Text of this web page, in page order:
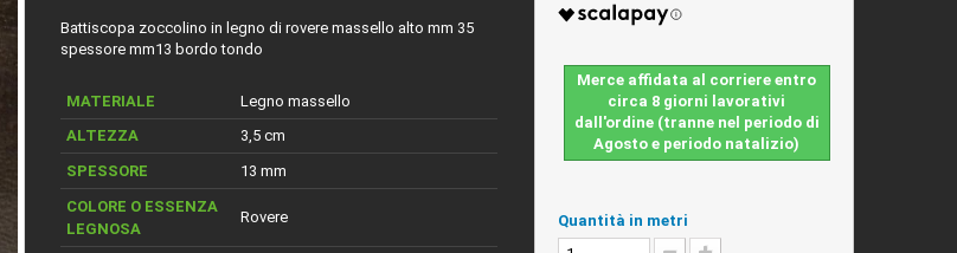
Battiscopa zoccolino in legno di rovere massello alto mm 35
spessore mm13 bordo tondo
MATERIALE
Legno massello
ALTEZZA
3,5 cm
SPESSORE
13 mm
COLORE O ESSENZA
LEGNOSA
Rovere
Merce affidata al corriere entro
circa 8 giorni lavorativi
dall'ordine (tranne nel periodo di
Agosto e periodo natalizio)
Quantità in metri